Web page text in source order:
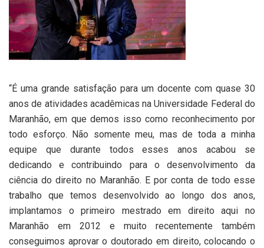
“É uma grande satisfação para um docente com quase 30
anos de atividades acadêmicas na Universidade Federal do
Maranhão, em que demos isso como reconhecimento por
todo esforço. Não somente meu, mas de toda a minha
equipe que durante todos esses anos acabou se
dedicando e contribuindo para o desenvolvimento da
ciência do direito no Maranhão. E por conta de todo esse
trabalho que temos desenvolvido ao longo dos anos,
implantamos o primeiro mestrado em direito aqui no
Maranhão em 2012 e muito recentemente também
conseguimos aprovar o doutorado em direito, colocando o